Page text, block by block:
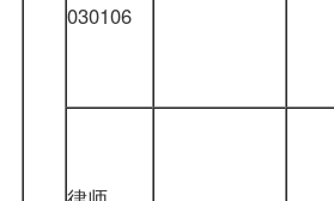
030106